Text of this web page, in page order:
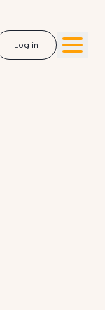
Log in